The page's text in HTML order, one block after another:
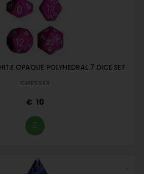
OPAQUE POLYHEDRAL 7 DICE SET
CHESSEX
10